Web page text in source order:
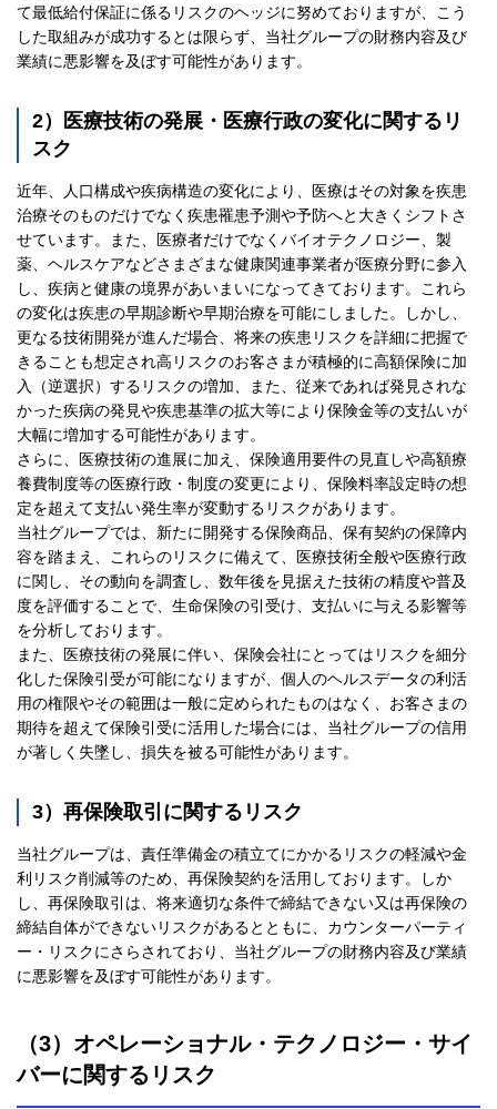
て最低給付保証に係るリスクのヘッジに努めておりますが、こう
した取組みが成功するとは限らず、当社グループの財務内容及び
業績に悪影響を及ぼす可能性があります。
2）医療技術の発展・医療行政の変化に関するリ
スク
近年、人口構成や疾病構造の変化により、医療はその対象を疾患
治療そのものだけでなく疾患罹患予測や予防へと大きくシフトさ
せています。また、医療者だけでなくバイオテクノロジー、製
薬、ヘルスケアなどさまざまな健康関連事業者が医療分野に参入
し、疾病と健康の境界があいまいになってきております。これら
の変化は疾患の早期診断や早期治療を可能にしました。しかし、
更なる技術開発が進んだ場合、将来の疾患リスクを詳細に把握で
きることも想定され高リスクのお客さまが積極的に高額保険に加
入（逆選択）するリスクの増加、また、従来であれば発見されな
かった疾病の発見や疾患基準の拡大等により保険金等の支払いが
大幅に増加する可能性があります。
さらに、医療技術の進展に加え、保険適用要件の見直しや高額療
養費制度等の医療行政・制度の変更により、保険料率設定時の想
定を超えて支払い発生率が変動するリスクがあります。
当社グループでは、新たに開発する保険商品、保有契約の保障内
容を踏まえ、これらのリスクに備えて、医療技術全般や医療行政
に関し、その動向を調査し、数年後を見据えた技術の精度や普及
度を評価することで、生命保険の引受け、支払いに与える影響等
を分析しております。
また、医療技術の発展に伴い、保険会社にとってはリスクを細分
化した保険引受が可能になりますが、個人のヘルスデータの利活
用の権限やその範囲は一般に定められたものはなく、お客さまの
期待を超えて保険引受に活用した場合には、当社グループの信用
が著しく失墜し、損失を被る可能性があります。
3）再保険取引に関するリスク
当社グループは、責任準備金の積立てにかかるリスクの軽減や金
利リスク削減等のため、再保険契約を活用しております。しか
し、再保険取引は、将来適切な条件で締結できない又は再保険の
締結自体ができないリスクがあるとともに、カウンターパーティ
ー・リスクにさらされており、当社グループの財務内容及び業績
に悪影響を及ぼす可能性があります。
（3）オペレーショナル・テクノロジー・サイ
バーに関するリスク